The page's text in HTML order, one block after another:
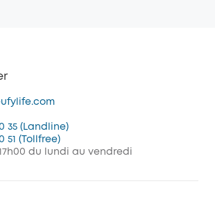
35 (Landline)
51 (Tollfree)
du lundi au vendredi